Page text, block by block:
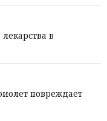
в
повреждает